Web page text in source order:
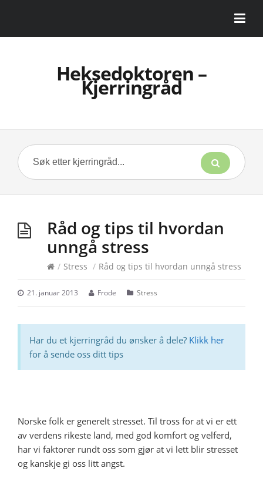
Heksedoktoren –
Kjerringråd
Råd og tips til hvordan
unngå stress
/ Stress / Råd og tips til hvordan unngå stress
21. januar 2013 Frode Stress
Har du et kjerringråd du ønsker å dele? Klikk her
for å sende oss ditt tips
Norske folk er generelt stresset. Til tross for at vi er ett
av verdens rikeste land, med god komfort og velferd,
har vi faktorer rundt oss som gjør at vi lett blir stresset
og kanskje gi oss litt angst.